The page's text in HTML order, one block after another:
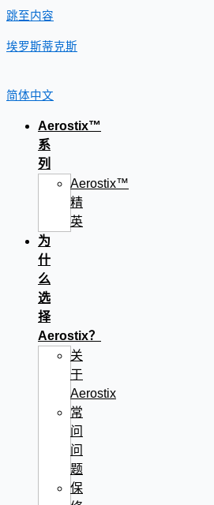
跳至内容
埃罗斯蒂克斯
简体中文
Aerostix™
系
列
Aerostix™
精
英
为
什
么
选
择
Aerostix？
关
于
Aerostix
常
问
问
题
保